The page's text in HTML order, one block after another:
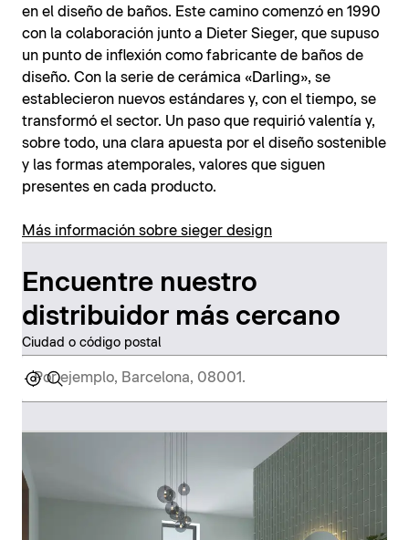
en el diseño de baños. Este camino comenzó en 1990
con la colaboración junto a Dieter Sieger, que supuso
un punto de inflexión como fabricante de baños de
diseño. Con la serie de cerámica «Darling», se
establecieron nuevos estándares y, con el tiempo, se
transformó el sector. Un paso que requirió valentía y,
sobre todo, una clara apuesta por el diseño sostenible
y las formas atemporales, valores que siguen
presentes en cada producto.
Más información sobre sieger design
Encuentre nuestro
distribuidor más cercano
Ciudad o código postal